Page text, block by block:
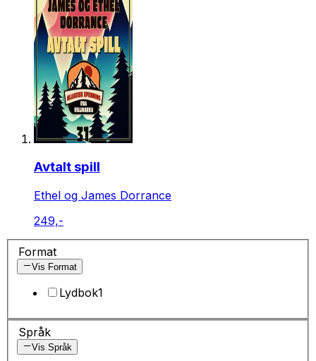
Avtalt spill
Ethel og James Dorrance
249,-
Format
Vis Format
Lydbok1
Språk
Vis Språk